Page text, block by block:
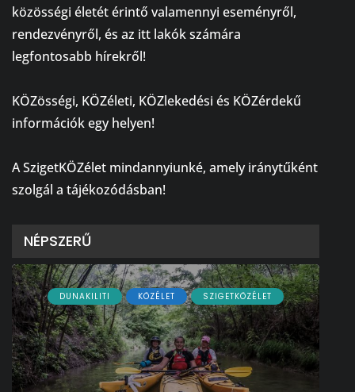
közösségi életét érintő valamennyi eseményről,
rendezvényről, és az itt lakók számára
legfontosabb hírekről!
KÖZösségi, KÖZéleti, KÖZlekedési és KÖZérdekű
információk egy helyen!
A SzigetKÖZélet mindannyiunké, amely iránytűként
szolgál a tájékozódásban!
NÉPSZERŰ
DUNAKILITI KÖZÉLET SZIGETKÖZÉLET